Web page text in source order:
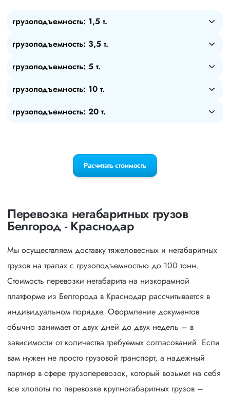
грузоподъемность: 1,5 т.
грузоподъемность: 3,5 т.
грузоподъемность: 5 т.
грузоподъемность: 10 т.
грузоподъемность: 20 т.
Расчитать стоимость
Перевозка негабаритных грузов
Белгород - Краснодар
Мы осуществляем доставку тяжеловесных и негабаритных
грузов на тралах с грузоподъемностью до 100 тонн.
Стоимость перевозки негабарита на низкорамной
платформе из Белгорода в Краснодар рассчитывается в
индивидуальном порядке. Оформление документов
обычно занимает от двух дней до двух недель – в
зависимости от количества требуемых согласований. Если
вам нужен не просто грузовой транспорт, а надежный
партнер в сфере грузоперевозок, который возьмет на себя
все хлопоты по перевозке крупногабаритных грузов –